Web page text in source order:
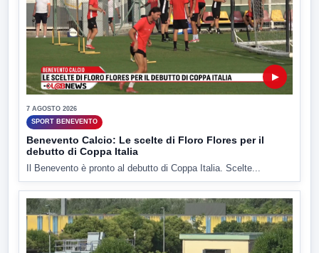
▶
7 AGOSTO 2026
SPORT BENEVENTO
Benevento Calcio: Le scelte di Floro Flores per il
debutto di Coppa Italia
Il Benevento è pronto al debutto di Coppa Italia. Scelte...